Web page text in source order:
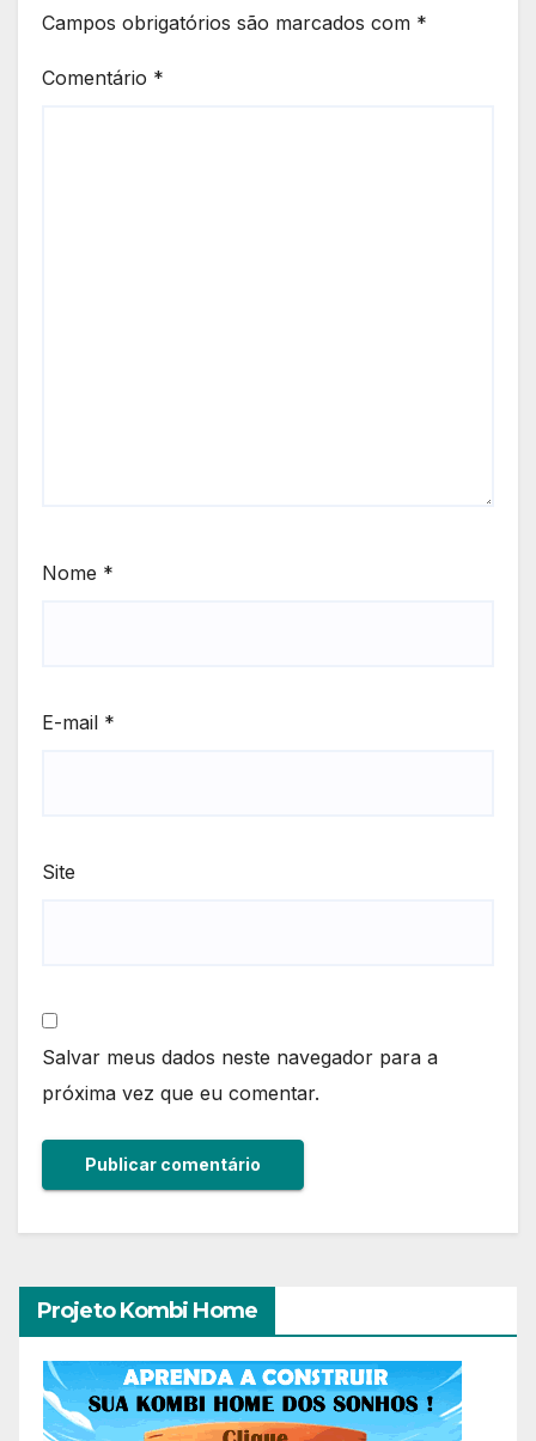
Campos obrigatórios são marcados com *
Comentário *
Nome *
E-mail *
Site
Salvar meus dados neste navegador para a
próxima vez que eu comentar.
Projeto Kombi Home